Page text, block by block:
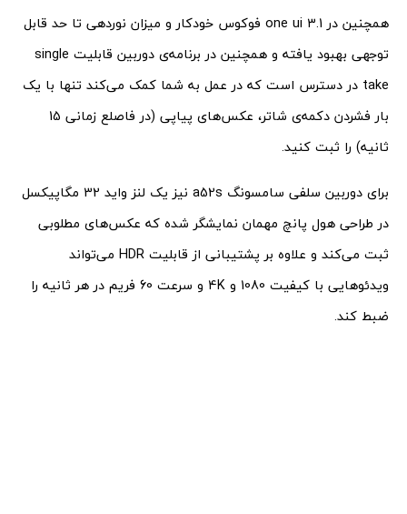
همچنین در one ui 3.1 فوکوس خودکار و میزان نوردهی تا حد قابل
توجهی بهبود یافته و همچنین در برنامه‌ی دوربین قابلیت single
take در دسترس است که در عمل به شما کمک می‌کند تنها با یک
بار فشردن دکمه‌ی شاتر، عکس‌های پیاپی (در فاصلع زمانی 15
ثانیه) را ثبت کنید.
برای دوربین سلفی سامسونگ a52s نیز یک لنز واید 32 مگاپیکسل
در طراحی هول پانچ مهمان نمایشگر شده که عکس‌های مطلوبی
ثبت می‌کند و علاوه بر پشتیبانی از قابلیت HDR می‌تواند
ویدئوهایی با کیفیت 1080 و 4K و سرعت 60 فریم در هر ثانیه را
ضبط کند.